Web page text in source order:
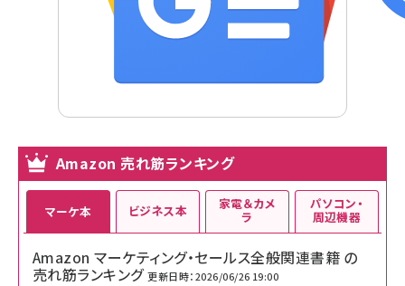
Amazon 売れ筋ランキング
マーケ本
Amazon マーケティング・セールス全般関連書籍 の
売れ筋ランキング 更新日時：2026/06/26 19:00
ビジネス本 家電＆カメ
ラ
パソコン・
周辺機器